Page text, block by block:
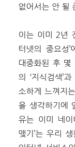
없어서는 안 될
이는 이미 2년
터넷의 중요성
대중화된 후 몇
의 ‘지식검색’
소하게 느껴지
을 생각하기에
유는 이미 네이
맺기’는 우리